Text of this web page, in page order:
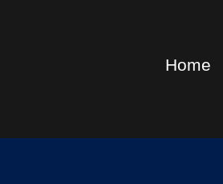
Home